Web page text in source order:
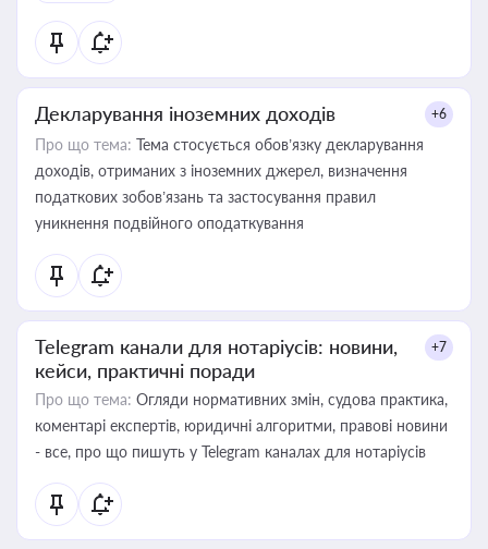
Декларування іноземних доходів +6
Про що тема: Тема стосується обов’язку декларування
доходів, отриманих з іноземних джерел, визначення
податкових зобов’язань та застосування правил
уникнення подвійного оподаткування
Telegram канали для нотаріусів: новини,
кейси, практичні поради
+7
Про що тема: Огляди нормативних змін, судова практика,
коментарі експертів, юридичні алгоритми, правові новини
- все, про що пишуть у Telegram каналах для нотаріусів